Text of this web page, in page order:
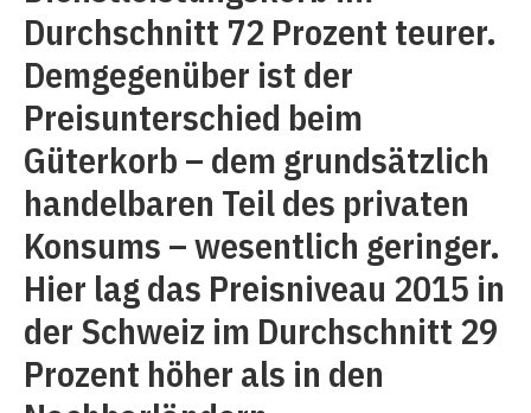
Durchschnitt 72 Prozent teurer.
Demgegenüber ist der
Preisunterschied beim
Güterkorb – dem grundsätzlich
handelbaren Teil des privaten
Konsums ­– wesentlich geringer.
Hier lag das Preisniveau 2015 in
der Schweiz im Durchschnitt 29
Prozent höher als in den